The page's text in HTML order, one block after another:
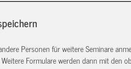
Personen für weitere Seminare
Formulare werden dann mit den